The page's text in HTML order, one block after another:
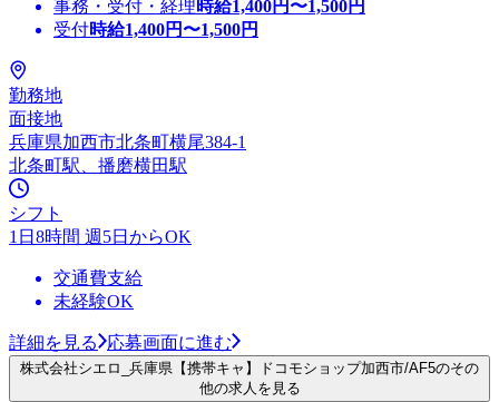
事務・受付・経理時給1,400円〜1,500円
受付時給1,400円〜1,500円
勤務地
面接地
兵庫県加西市北条町横尾384-1
北条町駅、播磨横田駅
シフト
1日8時間 週5日からOK
交通費支給
未経験OK
詳細を見る 応募画面に進む
株式会社シエロ_兵庫県【携帯キャ】ドコモショップ加西市/AF5のその
他の求人を見る